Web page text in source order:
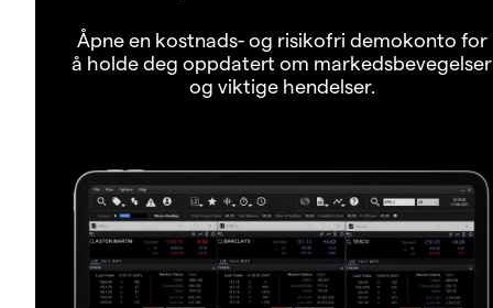
Åpne en kostnads- og risikofri demokonto for
å holde deg oppdatert om markedsbevegelser
og viktige hendelser.